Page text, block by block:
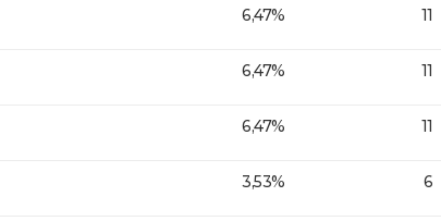
6,47% 11
6,47% 11
6,47% 11
3,53% 6